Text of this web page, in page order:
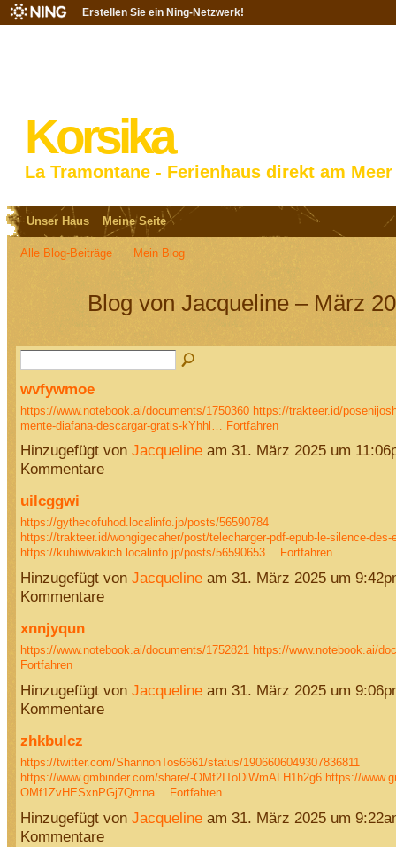
Erstellen Sie ein Ning-Netzwerk!
Korsika
La Tramontane - Ferienhaus direkt am Meer
Unser Haus Meine Seite
Alle Blog-Beiträge Mein Blog
Blog von Jacqueline – März
wvfywmoe
https://www.notebook.ai/documents/1750360 https://trakteer.id/
mente-diafana-descargar-gratis-kYhhl…
Fortfahren
Hinzugefügt von Jacquelineam 31. März 2025 um
Kommentare
uilcggwi
https://gythecofuhod.localinfo.jp/posts/56590784
https://trakteer.id/wongigecaher/post/telecharger-pdf-epub-le-silence-des-
https://kuhiwivakich.localinfo.jp/posts/56590653… Fortfahren
Hinzugefügt von Jacquelineam 31. März 2025 um
Kommentare
xnnjyqun
https://www.notebook.ai/documents/1752821 https://www.notebook.ai/
Fortfahren
Hinzugefügt von Jacquelineam 31. März 2025 um
Kommentare
zhkbulcz
https://twitter.com/ShannonTos6661/status/1906606049307836811
https://www.gmbinder.com/share/-OMf2IToDiWmALH1h2g6 https://
OMf1ZvHESxnPGj7Qmna… Fortfahren
Hinzugefügt von Jacquelineam 31. März 2025 um
Kommentare